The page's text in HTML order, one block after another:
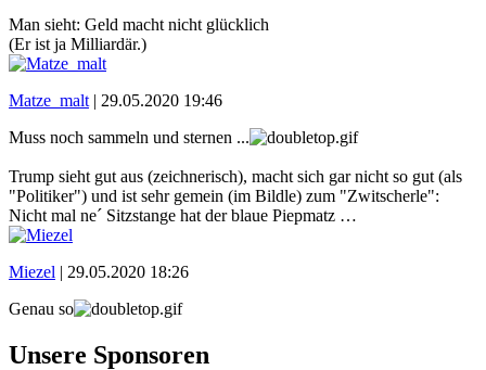
Man sieht: Geld macht nicht glücklich
(Er ist ja Milliardär.)
Matze_malt | 29.05.2020 19:46
Muss noch sammeln und sternen ...
Trump sieht gut aus (zeichnerisch), macht sich gar nicht so gut (als
"Politiker") und ist sehr gemein (im Bildle) zum "Zwitscherle":
Nicht mal ne´ Sitzstange hat der blaue Piepmatz …
Miezel | 29.05.2020 18:26
Genau so
Unsere Sponsoren